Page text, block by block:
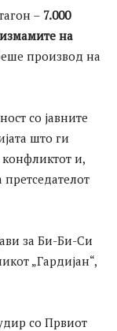
– 7.000
на
производ на
со јавните
што ги
конфликтот и,
претседателот
за Би-Би-Си
„Гардијан“,
со Првиот